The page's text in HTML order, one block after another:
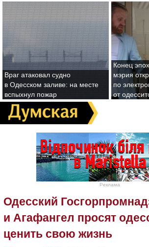
Враг атаковал судно
в Одесском заливе: на месте
вспыхнул пожар
Конец
мэрия
по
от
Реклама
Одесский
и Агафангел просят
ценить свою жизнь